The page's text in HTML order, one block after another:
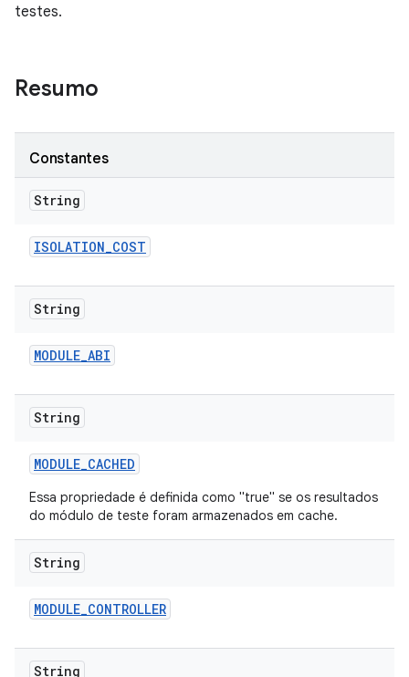
testes.
Resumo
Constantes
String
ISOLATION_COST
String
MODULE_ABI
String
MODULE_CACHED
Essa propriedade é definida como "true" se os resultados
do módulo de teste foram armazenados em cache.
String
MODULE_CONTROLLER
String